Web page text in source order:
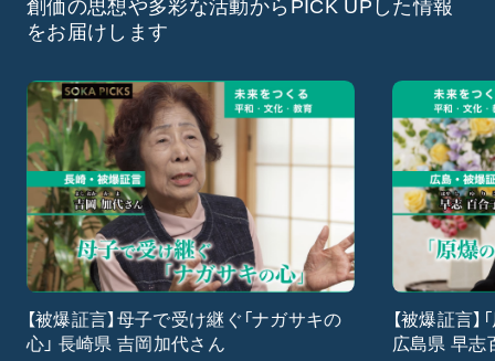
創価の思想や多彩な活動からPICK UPした情報
をお届けします
【被爆証言】母子で受け継ぐ「ナガサキの
心」 長崎県 吉岡加代さん
【被爆証言
広島県 早志